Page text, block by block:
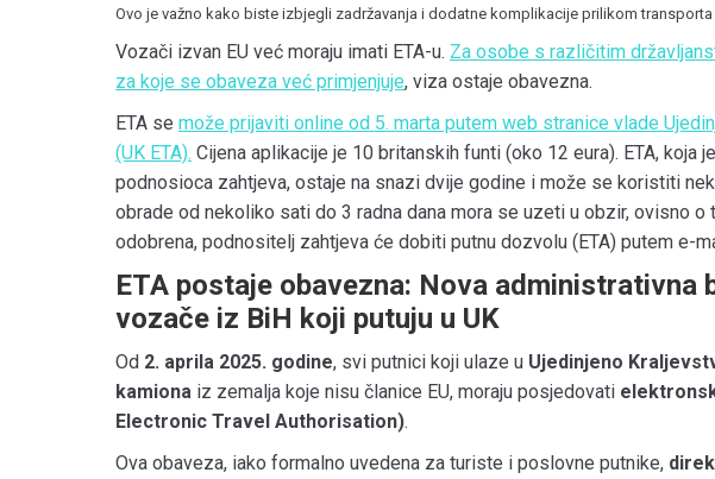
Ovo je važno kako biste izbjegli zadržavanja i dodatne komplikacije prilikom transporta
Vozači izvan EU već moraju imati ETA-u. Za osobe s različitim
za koje se obaveza već primjenjuje, viza ostaje obavezna.
ETA se može prijaviti online od 5. marta putem web stranice vlade
(UK ETA). Cijena aplikacije je 10 britanskih funti (oko 12 eura). ETA, koja
podnosioca zahtjeva, ostaje na snazi dvije godine i može se koristiti
obrade od nekoliko sati do 3 radna dana mora se uzeti u obzir, ovisno
odobrena, podnositelj zahtjeva će dobiti putnu dozvolu (ETA) putem e-
ETA postaje obavezna: Nova administrativna
vozače iz BiH koji putuju u UK
Od 2. aprila 2025. godine, svi putnici koji ulaze u Ujedinjeno
kamiona iz zemalja koje nisu članice EU, moraju posjedovati
Electronic Travel Authorisation).
Ova obaveza, iako formalno uvedena za turiste i poslovne putnike,